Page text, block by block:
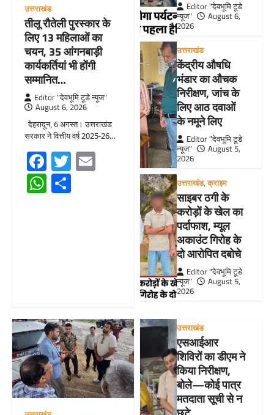
उत्तराखंड
तीलू रौतेली पुरस्कार के
लिए 13 महिलाओं का
चयन, 35 आंगनबाड़ी
कार्यकर्तियां भी होंगी
सम्मानित…
Editor "देवभूमि टूडे न्यूज"
August 6, 2026
देहरादून, 6 अगस्त। उत्तराखंड
सरकार ने वित्तीय वर्ष 2025-26…
Facebook
TwitterEmail
WhatsApp
Editor "देवभूमि टूडे
न्यूज"
August 6,
2026
उत्तराखंड
केंद्रीय औषधि
भंडार का औचक
निरीक्षण, जांच के
लिए आठ दवाओं
के नमूने लिए
Editor "देवभूमि टूडे
न्यूज"
August 5,
2026
उत्तराखंड,क्राइम
साइबर ठगी के
करोड़ों के खेल का
पर्दाफाश, म्यूल
अकाउंट गिरोह के
दो आरोपित दबोचे
Editor "देवभूमि टूडे
न्यूज"
August 5,
2026
उत्तराखंड
एसआईआर
शिविरों का डीएम ने
किया निरीक्षण,
बोले—कोई पात्र
मतदाता सूची से न